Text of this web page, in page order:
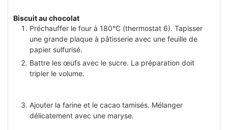
Biscuit au chocolat
Préchauffer le four à 180°C (thermostat 6). Tapisser
une grande plaque à pâtisserie avec une feuille de
papier sulfurisé.
Battre les œufs avec le sucre. La préparation doit
tripler le volume.
Ajouter la farine et le cacao tamisés. Mélanger
délicatement avec une maryse.